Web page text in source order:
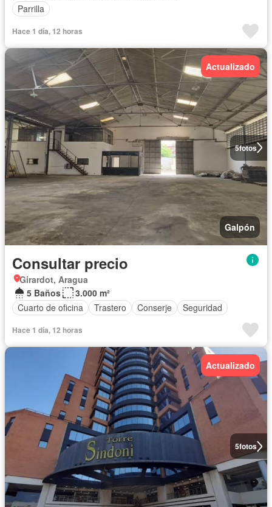
Parrilla
Hace 1 día, 12 horas
5fotos
Actualizado
Galpón
Consultar precio
Girardot, Aragua
5 Baños
3.000 m²
Cuarto de oficina
Trastero Conserje Seguridad
Hace 1 día, 12 horas
5fotos
Actualizado